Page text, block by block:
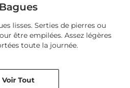
Bagues
lisses. Serties de pierres ou
être empilées. Assez légères
toute la journée.
Voir Tout